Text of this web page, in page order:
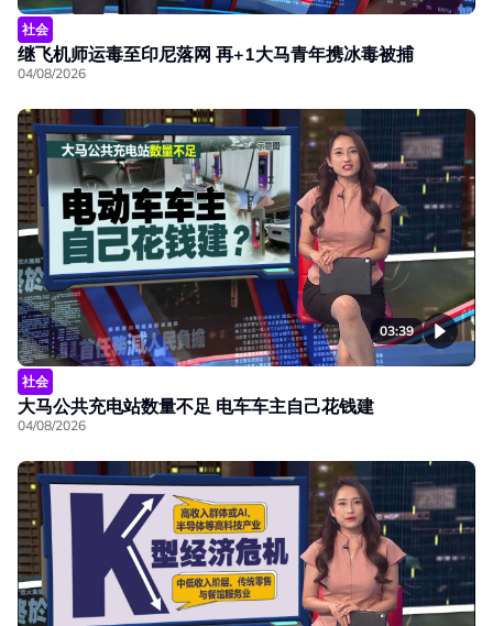
社会
继飞机师运毒至印尼落网 再+1大马青年携冰毒被捕
04/08/2026
03:39
社会
大马公共充电站数量不足 电车车主自己花钱建
04/08/2026